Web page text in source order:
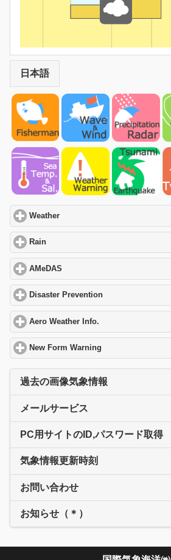
日本語
Weather
Rain
AMeDAS
Disaster Prevention
Aero Weather Info.
New Form Warning
過去の画像気象情報
メールサービス
PC用サイトのID,パスワード取得
気象情報更新時刻
お問い合わせ
お知らせ（＊）